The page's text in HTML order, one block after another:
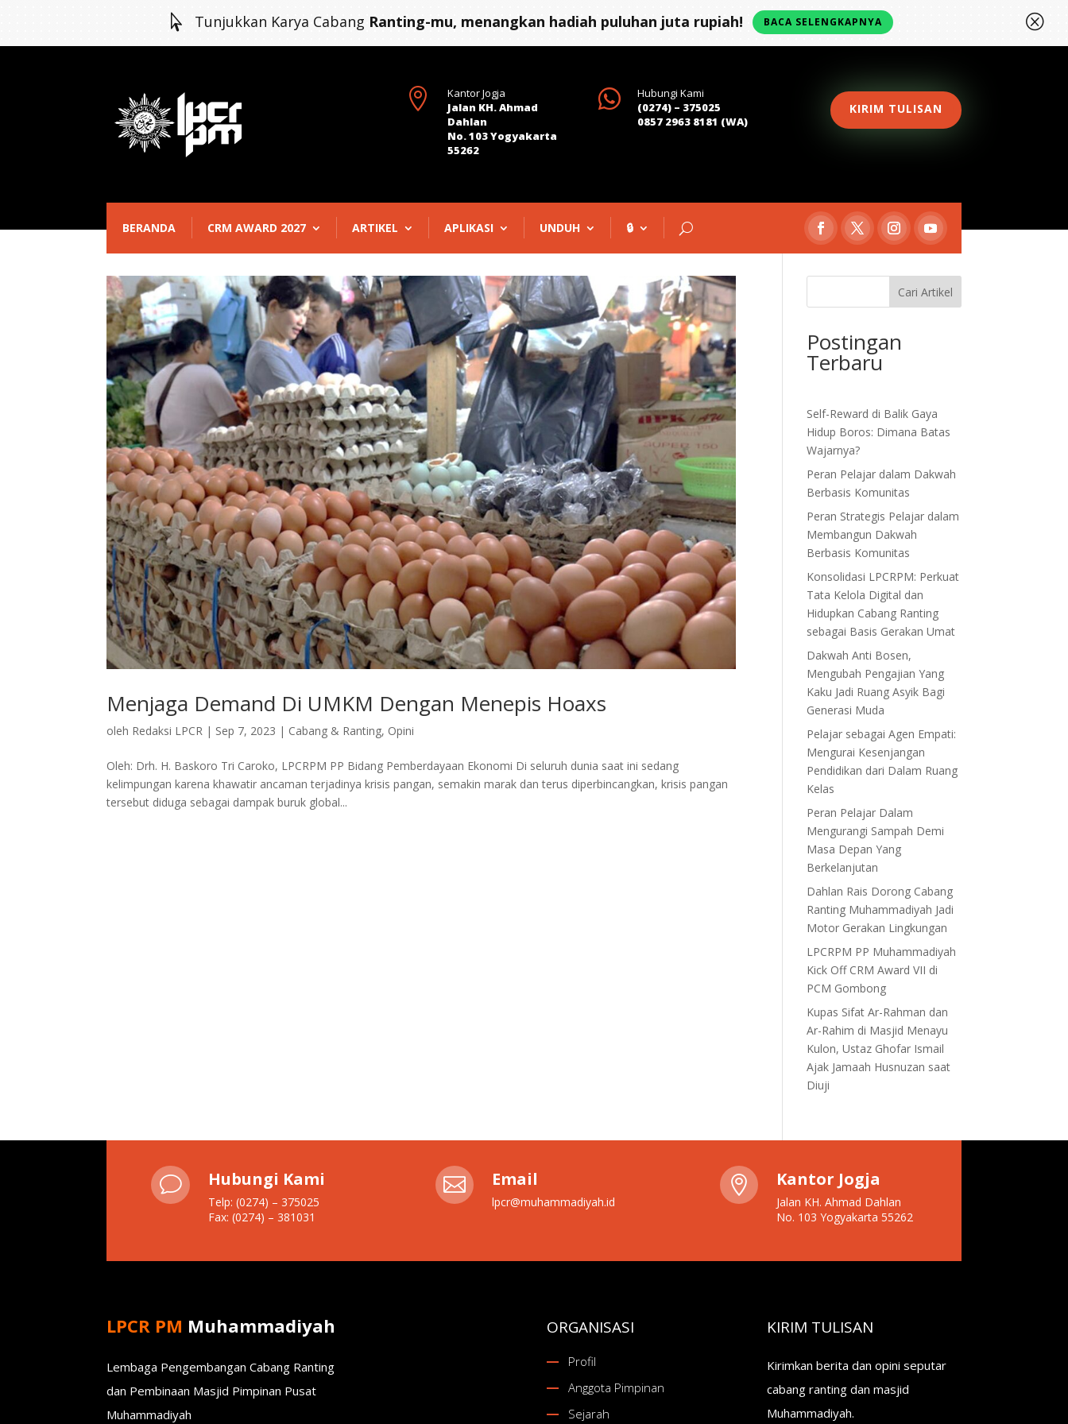
 Tunjukkan Karya Cabang Ranting-mu, menangkan hadiah puluhan juta rupiah! BACA SELENGKAPNYA Q

Kantor Jogja
Jalan KH. Ahmad
Dahlan
No. 103 Yogyakarta
55262

Hubungi Kami
(0274) – 375025
0857 2963 8181 (WA)
KIRIM TULISAN
BERANDA CRM AWARD 2027 ARTIKEL APLIKASI UNDUH 🔒
Menjaga Demand Di UMKM Dengan Menepis Hoaxs
oleh Redaksi LPCR | Sep 7, 2023 | Cabang & Ranting, Opini
Oleh: Drh. H. Baskoro Tri Caroko, LPCRPM PP Bidang Pemberdayaan Ekonomi Di seluruh dunia saat ini sedang
kelimpungan karena khawatir ancaman terjadinya krisis pangan, semakin marak dan terus diperbincangkan, krisis pangan
tersebut diduga sebagai dampak buruk global...
Cari Artikel
Postingan
Terbaru
Self-Reward di Balik Gaya
Hidup Boros: Dimana Batas
Wajarnya?
Peran Pelajar dalam Dakwah
Berbasis Komunitas
Peran Strategis Pelajar dalam
Membangun Dakwah
Berbasis Komunitas
Konsolidasi LPCRPM: Perkuat
Tata Kelola Digital dan
Hidupkan Cabang Ranting
sebagai Basis Gerakan Umat
Dakwah Anti Bosen,
Mengubah Pengajian Yang
Kaku Jadi Ruang Asyik Bagi
Generasi Muda
Pelajar sebagai Agen Empati:
Mengurai Kesenjangan
Pendidikan dari Dalam Ruang
Kelas
Peran Pelajar Dalam
Mengurangi Sampah Demi
Masa Depan Yang
Berkelanjutan
Dahlan Rais Dorong Cabang
Ranting Muhammadiyah Jadi
Motor Gerakan Lingkungan
LPCRPM PP Muhammadiyah
Kick Off CRM Award VII di
PCM Gombong
Kupas Sifat Ar-Rahman dan
Ar-Rahim di Masjid Menayu
Kulon, Ustaz Ghofar Ismail
Ajak Jamaah Husnuzan saat
Diuji
v Hubungi Kami
Telp: (0274) – 375025
Fax: (0274) – 381031
 Email
lpcr@muhammadiyah.id
 Kantor Jogja
Jalan KH. Ahmad Dahlan
No. 103 Yogyakarta 55262
LPCR PM Muhammadiyah
Lembaga Pengembangan Cabang Ranting
dan Pembinaan Masjid Pimpinan Pusat
Muhammadiyah
ORGANISASI
Profil
Anggota Pimpinan
Sejarah
KIRIM TULISAN
Kirimkan berita dan opini seputar
cabang ranting dan masjid
Muhammadiyah.